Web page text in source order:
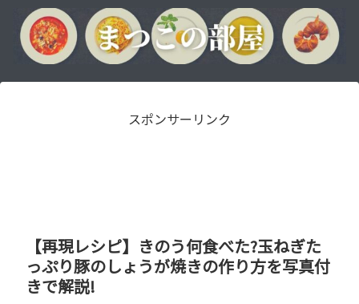
スポンサーリンク
【再現レシピ】きのう何食べた?玉ねぎた
っぷり豚のしょうが焼きの作り方を写真付
きで解説!